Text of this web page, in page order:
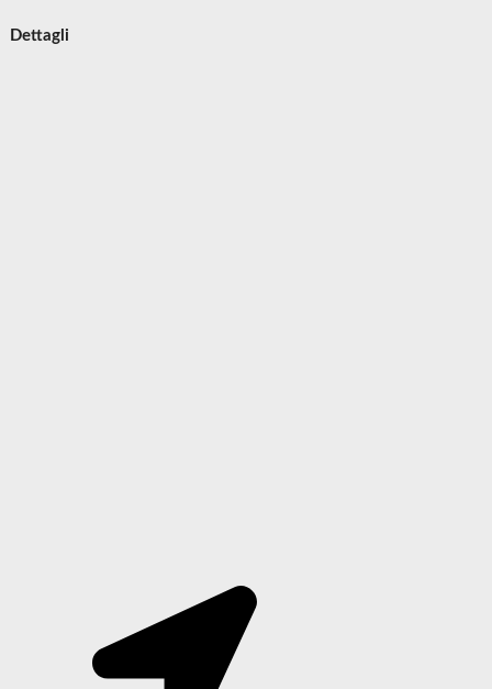
Dettagli